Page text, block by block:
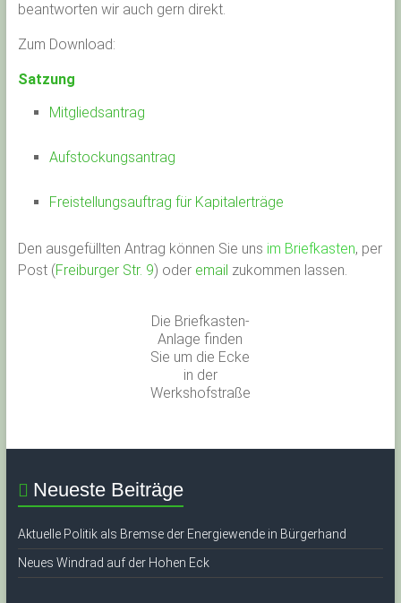
beantworten wir auch gern direkt.
Zum Download:
Satzung
Mitgliedsantrag
Aufstockungsantrag
Freistellungsauftrag für Kapitalerträge
Den ausgefüllten Antrag können Sie uns im Briefkasten, per
Post (Freiburger Str. 9) oder email zukommen lassen.
Die Briefkasten-
Anlage finden
Sie um die Ecke
in der
Werkshofstraße
Neueste Beiträge
Aktuelle Politik als Bremse der Energiewende in Bürgerhand
Neues Windrad auf der Hohen Eck